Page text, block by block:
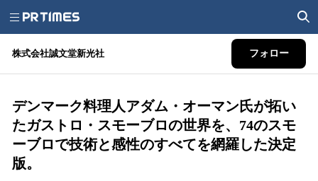
株式会社誠文堂新光社 フォロー
デンマーク料理人アダム・オーマン氏が拓い
たガストロ・スモーブロの世界を、74のスモ
ーブロで技術と感性のすべてを網羅した決定
版。